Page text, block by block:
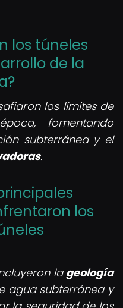
los túneles
de la
los límites de
fomentando
subterránea y el
.
los
la geología
agua subterránea y